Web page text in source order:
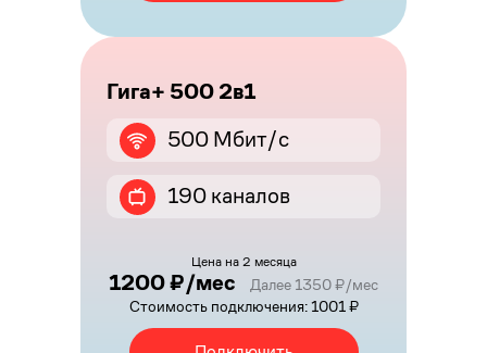
Гига+ 500 2в1
500 Мбит/с
190 каналов
Цена на 2 месяца
1200 ₽/мес
Далее 1350 ₽/мес
Стоимость подключения: 1001 ₽